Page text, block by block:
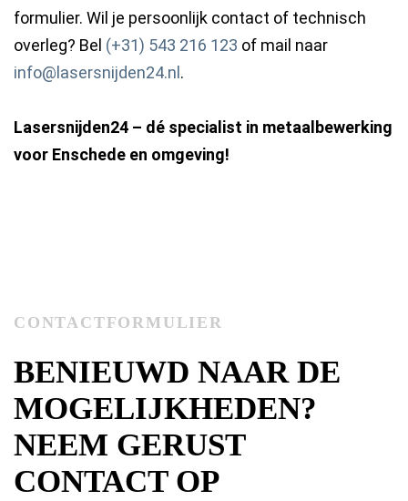
formulier. Wil je persoonlijk contact of technisch
overleg? Bel (+31) 543 216 123 of mail naar
info@lasersnijden24.nl .
Lasersnijden24 – dé specialist in metaalbewerking
voor Enschede en omgeving!
CONTACTFORMULIER
BENIEUWD NAAR DE
MOGELIJKHEDEN?
NEEM GERUST
CONTACT OP